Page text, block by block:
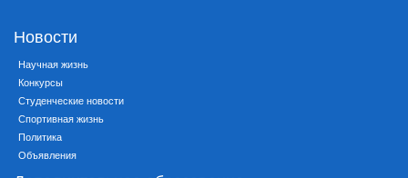
Новости
Научная жизнь
Конкурсы
Студенческие новости
Спортивная жизнь
Политика
Объявления